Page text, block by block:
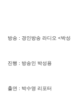
방송 : 경인방송 라디오 <박
진행 : 방송인 박성용
출연 : 박수영 리포터